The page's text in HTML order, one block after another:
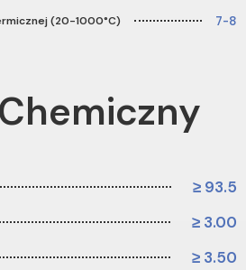
(20-1000°C) 7-8
≥ 93.5
≥ 3.00
≥ 3.50